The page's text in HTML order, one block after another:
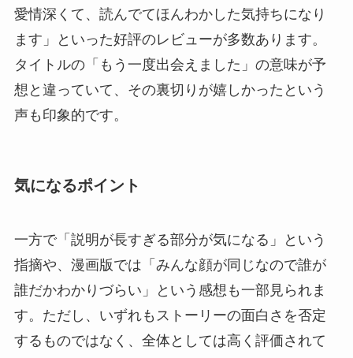
愛情深くて、読んでてほんわかした気持ちになり
ます」といった好評のレビューが多数あります。
タイトルの「もう一度出会えました」の意味が予
想と違っていて、その裏切りが嬉しかったという
声も印象的です。
気になるポイント
一方で「説明が長すぎる部分が気になる」という
指摘や、漫画版では「みんな顔が同じなので誰が
誰だかわかりづらい」という感想も一部見られま
す。ただし、いずれもストーリーの面白さを否定
するものではなく、全体としては高く評価されて